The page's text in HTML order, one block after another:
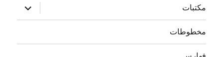
مكتبات
توسيع
القائمة
الفرعية
مخطوطات